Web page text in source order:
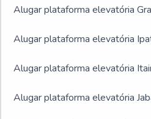
Alugar plataforma elevatória
Alugar plataforma elevatória
Alugar plataforma elevatória
Alugar plataforma elevatória